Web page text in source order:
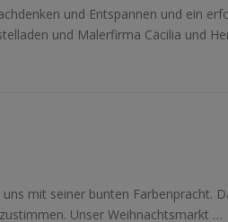
und Entspannen und ein
und Malerfirma Cäcilia und
mit seiner bunten Farbenpracht.
Unser Weihnachtsmarkt …